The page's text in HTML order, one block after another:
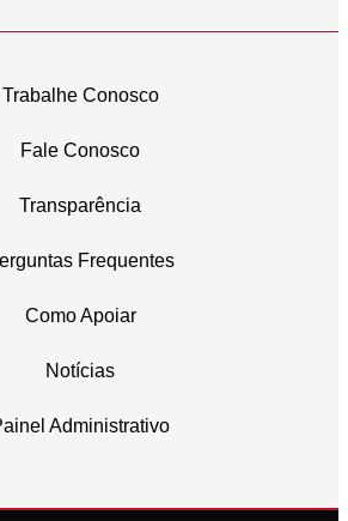
Trabalhe Conosco
Fale Conosco
Transparência
Frequentes
Como Apoiar
Notícias
Administrativo